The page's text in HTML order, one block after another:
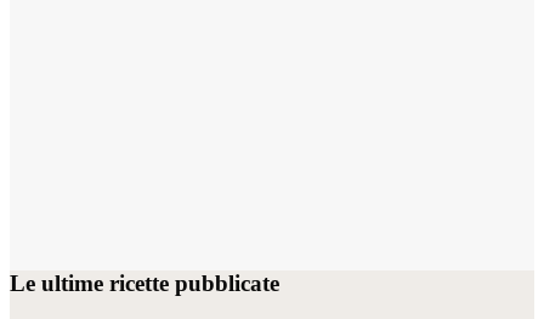
Le ultime ricette pubblicate